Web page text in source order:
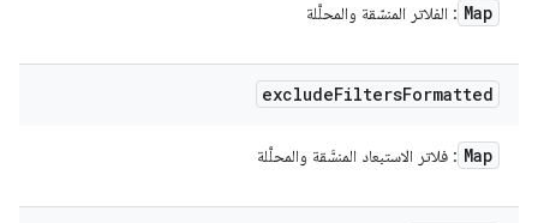
Map : الفلاتر المنسّقة والمحلَّلة
excludeFiltersFormatted
Map : فلاتر الاستبعاد المنسَّقة والمحلَّلة